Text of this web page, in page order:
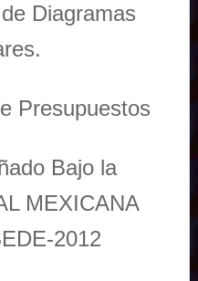
Diagramas
Presupuestos
Bajo la
MEXICANA
2012